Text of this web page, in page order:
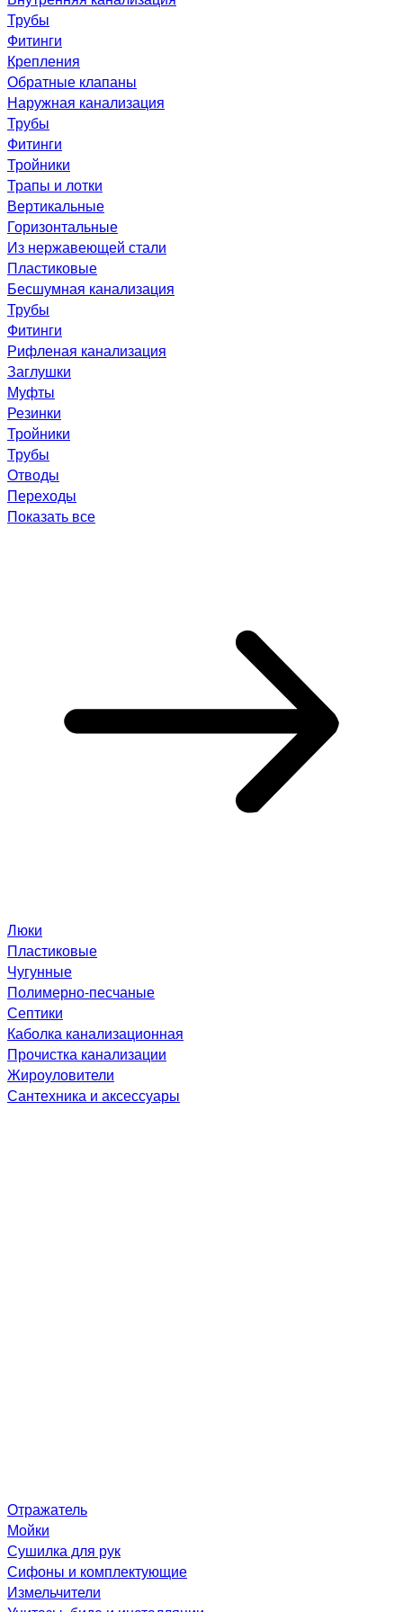
Трубы
Фитинги
Крепления
Обратные клапаны
Наружная канализация
Трубы
Фитинги
Тройники
Трапы и лотки
Вертикальные
Горизонтальные
Из нержавеющей стали
Пластиковые
Бесшумная канализация
Трубы
Фитинги
Рифленая канализация
Заглушки
Муфты
Резинки
Тройники
Трубы
Отводы
Переходы
Показать все
Люки
Пластиковые
Чугунные
Полимерно-песчаные
Септики
Каболка канализационная
Прочистка канализации
Жироуловители
Сантехника и аксессуары
Отражатель
Мойки
Сушилка для рук
Сифоны и комплектующие
Измельчители